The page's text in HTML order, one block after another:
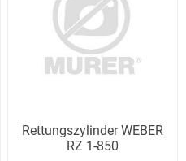
Rettungszylinder WEBER
RZ 1-850